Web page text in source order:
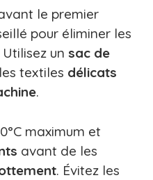
le premier
pour éliminer les
un sac de
textiles délicats
.
maximum et
avant de les
. Évitez les